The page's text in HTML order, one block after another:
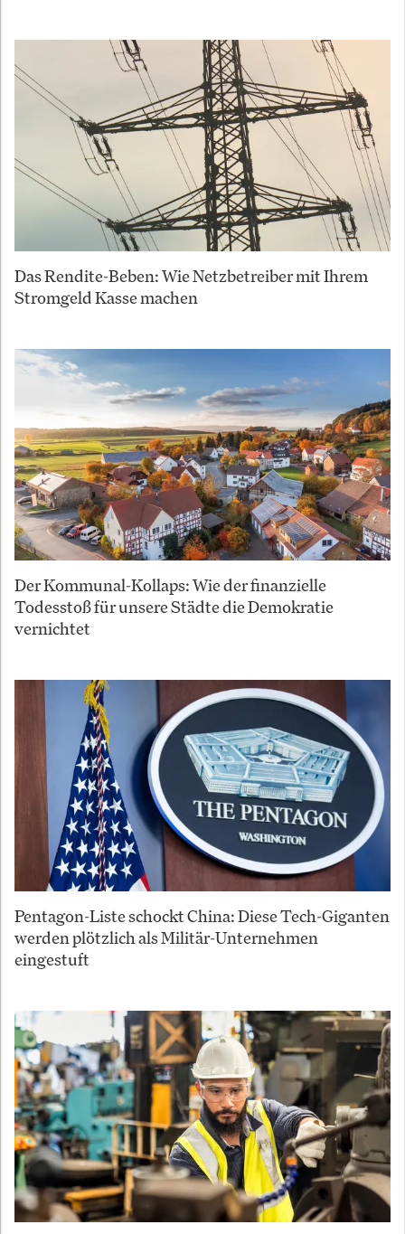
Das Rendite-Beben: Wie Netzbetreiber mit Ihrem
Stromgeld Kasse machen
Der Kommunal-Kollaps: Wie der finanzielle
Todesstoß für unsere Städte die Demokratie
vernichtet
Pentagon-Liste schockt China: Diese Tech-Giganten
werden plötzlich als Militär-Unternehmen
eingestuft